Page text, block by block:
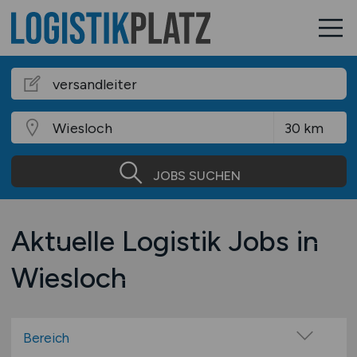
JOBS SUCHEN
Aktuelle Logistik Jobs in
Wiesloch
Bereich